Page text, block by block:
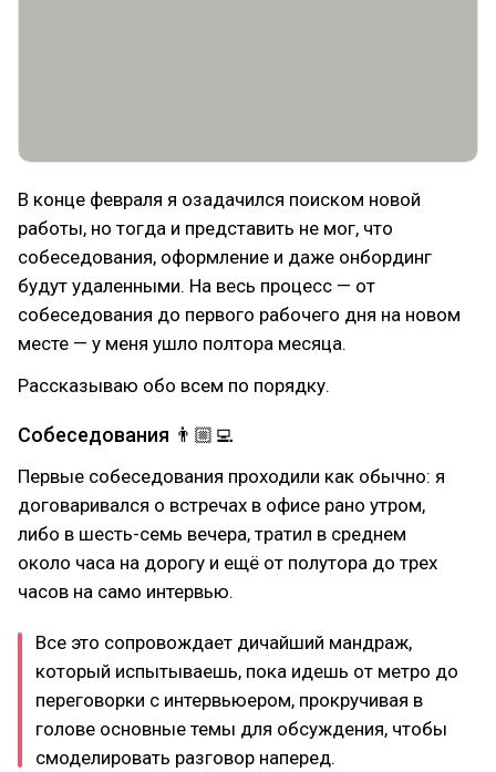
В конце февраля я озадачился поиском новой
работы, но тогда и представить не мог, что
собеседования, оформление и даже онбординг
будут удаленными. На весь процесс — от
собеседования до первого рабочего дня на новом
месте — у меня ушло полтора месяца.
Рассказываю обо всем по порядку.
Собеседования 👨🏼‍💻
Первые собеседования проходили как обычно: я
договаривался о встречах в офисе рано утром,
либо в шесть-семь вечера, тратил в среднем
около часа на дорогу и ещё от полутора до трех
часов на само интервью.
Все это сопровождает дичайший мандраж,
который испытываешь, пока идешь от метро до
переговорки с интервьюером, прокручивая в
голове основные темы для обсуждения, чтобы
смоделировать разговор наперед.